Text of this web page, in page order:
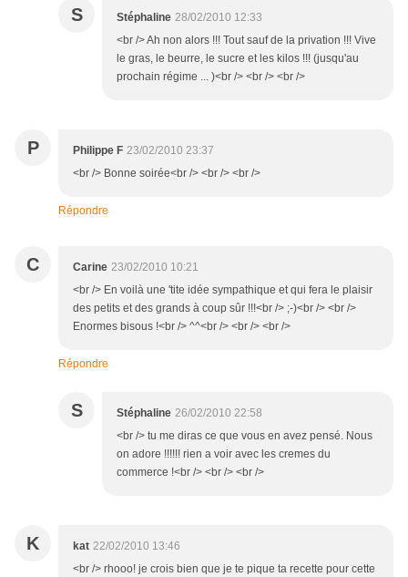
S Stéphaline 28/02/2010 12:33
<br /> Ah non alors !!! Tout sauf de la privation !!! Vive
le gras, le beurre, le sucre et les kilos !!! (jusqu'au
prochain régime ... )<br /> <br /> <br />
P Philippe F 23/02/2010 23:37
<br /> Bonne soirée<br /> <br /> <br />
Répondre
C Carine 23/02/2010 10:21
<br /> En voilà une 'tite idée sympathique et qui fera le plaisir
des petits et des grands à coup sûr !!!<br /> ;-)<br /> <br />
Enormes bisous !<br /> ^^<br /> <br /> <br />
Répondre
S Stéphaline 26/02/2010 22:58
<br /> tu me diras ce que vous en avez pensé. Nous
on adore !!!!!! rien a voir avec les cremes du
commerce !<br /> <br /> <br />
K kat 22/02/2010 13:46
<br /> rhooo! je crois bien que je te pique ta recette pour cette